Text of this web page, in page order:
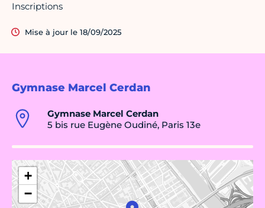
Gymnase Marcel Cerdan
Gymnase Marcel Cerdan
5 bis rue Eugène Oudiné, Paris 13e
+
−
Inscriptions
Mise à jour le 18/09/2025